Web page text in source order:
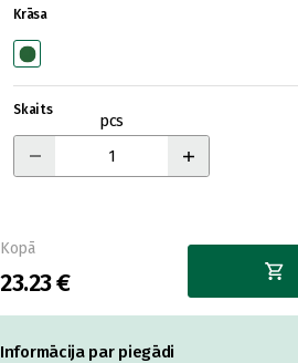
Krāsa
Skaits
pcs
Kopā
23.23 €
Informācija par piegādi